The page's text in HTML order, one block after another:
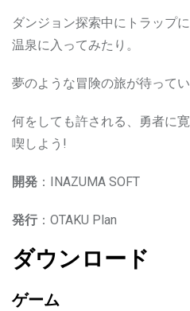
ダンジョン探索中にトラップ
温泉に入ってみたり。
夢のような冒険の旅が待って
何をしても許される、勇者に
喫しよう!
開発 ：INAZUMA SOFT
発行：OTAKU Plan
ダウンロード
ゲーム